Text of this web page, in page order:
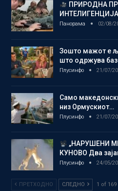
ПРИРОДНА
Панорама 02/08/
Зошто мажот е
што одржува
Плусинфо 21/07/
Само
низ Ормускиот…
Плусинфо 21/07/
„НАРУШЕНИ
КУНОВО Два
Плусинфо 24/05/
ПРЕТХОДНО СЛЕДНО 1 of 169